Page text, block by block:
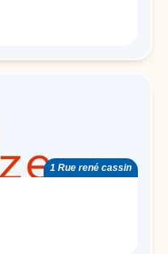
1 Rue rené cassin